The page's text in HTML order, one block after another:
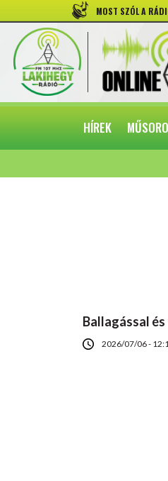
MOST SZÓL A
HÍREK
Ballagással
2026/07/06 -